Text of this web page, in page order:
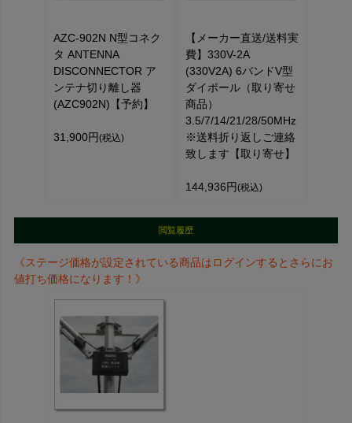
AZC-902N N型コネク
タ ANTENNA
DISCONNECTOR ア
ンテナ切り離し器
(AZC902N)【予約】
31,900円 (税込)
【メーカー直送/送料実
費】330V-2A
(330V2A) 6バンドV型
ダイポール（取り寄せ
商品）
3.5/7/14/21/28/50MHz
※送料折り返しご連絡
致します【取り寄せ】
144,936円 (税込)
閲覧履歴
《ステージ価格が設定されている商品はログインするとさらにお
値打ち価格になります！》